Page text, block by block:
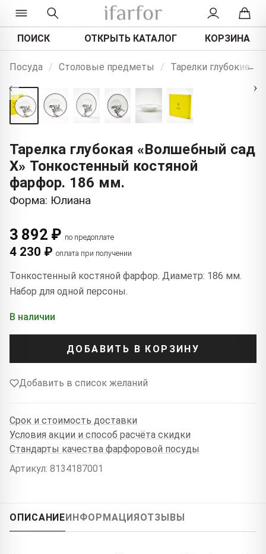
ПОИСК ОТКРЫТЬ КАТАЛОГ КОРЗИНА
Посуда / Столовые предметы / Тарелки глубокие
‹ ›
+
−
Тарелка глубокая «Волшебный сад
X» Тонкостенный костяной
фарфор. 186 мм.
Форма: Юлиана
3 892 ₽ по предоплате
4 230 ₽ оплата при получении
Тонкостенный костяной фарфор. Диаметр: 186 мм.
Набор для одной персоны.
В наличии
ДОБАВИТЬ В КОРЗИНУ
Добавить в список желаний
Срок и стоимость доставки
Условия акции и способ расчёта скидки
Стандарты качества фарфоровой посуды
Артикул: 8134187001
ОПИСАНИЕ ИНФОРМАЦИЯ ОТЗЫВЫ